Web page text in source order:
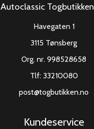
Autoclassic
Havegaten 1
3115 Tønsberg
Org. nr. 998528658
Tlf: 33210080
post@togbutikken.no
Kundeservice